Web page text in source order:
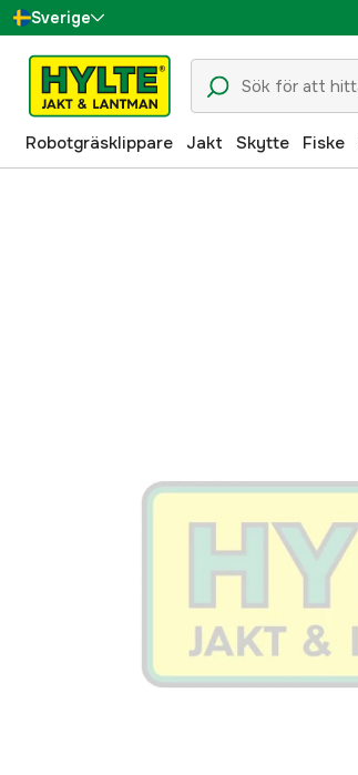
Sverige
Danmark
Suomi
Norge
Robotgräsklippare Jakt Skytte Fiske